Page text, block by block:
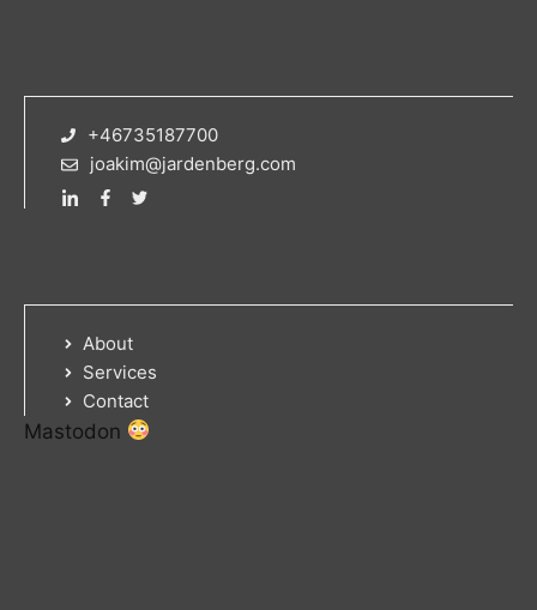
+46735187700
joakim@jardenberg.com
About
Services
Contact
Mastodon